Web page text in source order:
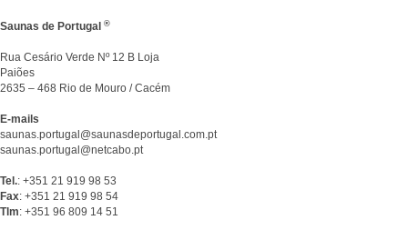
Saunas de Portugal ®
Rua Cesário Verde Nº 12 B Loja
Paiões
2635 – 468 Rio de Mouro / Cacém
E-mails
saunas.portugal@saunasdeportugal.com.pt
saunas.portugal@netcabo.pt
Tel.: +351 21 919 98 53
Fax: +351 21 919 98 54
Tlm: +351 96 809 14 51